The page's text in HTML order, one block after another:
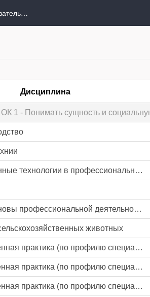
Цифровая образовательная среда
Дисциплина
1 - Понимать сущность и
Информационные технологии в профессиональной деятельности
Правовые основы профессиональной деятельности
животных
Производственная практика (по профилю специальности)
Производственная практика (по профилю специальности)
Производственная практика (по профилю специальности)